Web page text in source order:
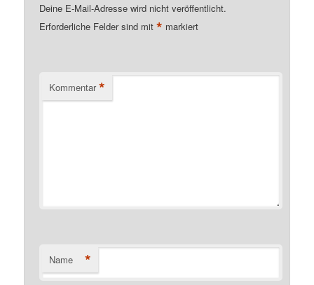
Deine E-Mail-Adresse wird nicht veröffentlicht.
Erforderliche Felder sind mit* markiert
Kommentar *
Name *